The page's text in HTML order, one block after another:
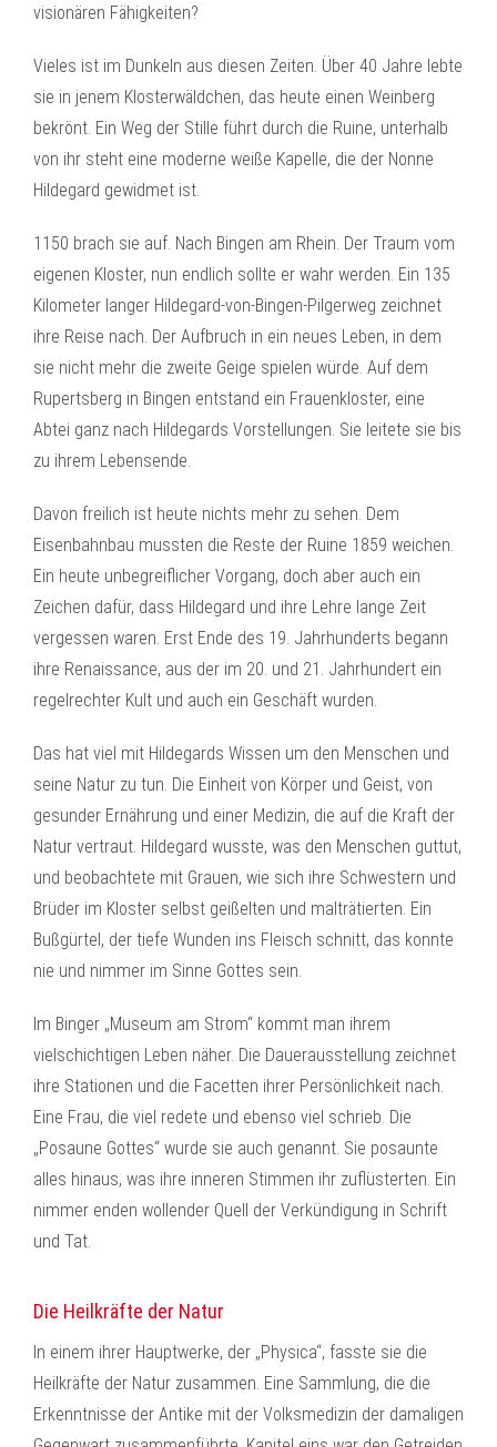
visionären Fähigkeiten?
Vieles ist im Dunkeln aus diesen Zeiten. Über 40 Jahre lebte
sie in jenem Klosterwäldchen, das heute einen Weinberg
bekrönt. Ein Weg der Stille führt durch die Ruine, unterhalb
von ihr steht eine moderne weiße Kapelle, die der Nonne
Hildegard gewidmet ist.
1150 brach sie auf. Nach Bingen am Rhein. Der Traum vom
eigenen Kloster, nun endlich sollte er wahr werden. Ein 135
Kilometer langer Hildegard-von-Bingen-Pilgerweg zeichnet
ihre Reise nach. Der Aufbruch in ein neues Leben, in dem
sie nicht mehr die zweite Geige spielen würde. Auf dem
Rupertsberg in Bingen entstand ein Frauenkloster, eine
Abtei ganz nach Hildegards Vorstellungen. Sie leitete sie bis
zu ihrem Lebensende.
Davon freilich ist heute nichts mehr zu sehen. Dem
Eisenbahnbau mussten die Reste der Ruine 1859 weichen.
Ein heute unbegreiflicher Vorgang, doch aber auch ein
Zeichen dafür, dass Hildegard und ihre Lehre lange Zeit
vergessen waren. Erst Ende des 19. Jahrhunderts begann
ihre Renaissance, aus der im 20. und 21. Jahrhundert ein
regelrechter Kult und auch ein Geschäft wurden.
Das hat viel mit Hildegards Wissen um den Menschen und
seine Natur zu tun. Die Einheit von Körper und Geist, von
gesunder Ernährung und einer Medizin, die auf die Kraft der
Natur vertraut. Hildegard wusste, was den Menschen guttut,
und beobachtete mit Grauen, wie sich ihre Schwestern und
Brüder im Kloster selbst geißelten und malträtierten. Ein
Bußgürtel, der tiefe Wunden ins Fleisch schnitt, das konnte
nie und nimmer im Sinne Gottes sein.
Im Binger „Museum am Strom“ kommt man ihrem
vielschichtigen Leben näher. Die Dauerausstellung zeichnet
ihre Stationen und die Facetten ihrer Persönlichkeit nach.
Eine Frau, die viel redete und ebenso viel schrieb. Die
„Posaune Gottes“ wurde sie auch genannt. Sie posaunte
alles hinaus, was ihre inneren Stimmen ihr zuflüsterten. Ein
nimmer enden wollender Quell der Verkündigung in Schrift
und Tat.
Die Heilkräfte der Natur
In einem ihrer Hauptwerke, der „Physica“, fasste sie die
Heilkräfte der Natur zusammen. Eine Sammlung, die die
Erkenntnisse der Antike mit der Volksmedizin der damaligen